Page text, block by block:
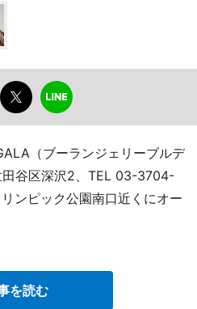
（ブーランジェリーブルデ
田谷区深沢2、TEL 03-3704-
ンピック公園南口近くにオー
を読む